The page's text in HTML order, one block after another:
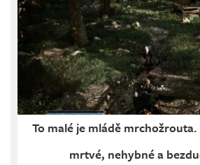
To malé je mládě
mrtvé, nehybné a